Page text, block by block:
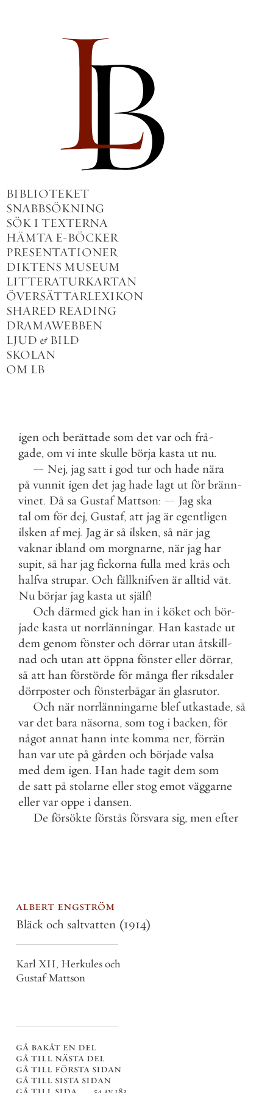
BIBLIOTEKET
SNABBSÖKNING
SÖK I TEXTERNA
HÄMTA E-BÖCKER
PRESENTATIONER
DIKTENS MUSEUM
LITTERATURKARTAN
ÖVERSÄTTARLEXIKON
SHARED READING
DRAMAWEBBEN
LJUD & BILD
SKOLAN
OM LB
igen och berättade som det var och frå-
gade, om vi inte skulle börja kasta ut nu.
— Nej, jag satt i god tur och hade nära
på vunnit igen det jag hade lagt ut för bränn-
vinet. Då sa Gustaf Mattson: — Jag ska
tal om för dej, Gustaf, att jag är egentligen
ilsken af mej. Jag är så ilsken, så när jag
vaknar ibland om morgnarne, när jag har
supit, så har jag fickorna fulla med krås och
halfva strupar. Och fällknifven är alltid våt.
Nu börjar jag kasta ut själf!
Och därmed gick han in i köket och bör-
jade kasta ut norrlänningar. Han kastade ut
dem genom fönster och dörrar utan åtskill-
nad och utan att öppna fönster eller dörrar,
så att han förstörde för många fler riksdaler
dörrposter och fönsterbågar än glasrutor.
Och när norrlänningarne blef utkastade, så
var det bara näsorna, som tog i backen, för
något annat hann inte komma ner, förrän
han var ute på gården och började valsa
med dem igen. Han hade tagit dem som
de satt på stolarne eller stog emot väggarne
eller var oppe i dansen.
De försökte förstås försvara sig, men efter
albert engström
Bläck och saltvatten (1914)
Karl XII, Herkules och
Gustaf Mattson
gå bakåt en del
gå till nästa del
gå till första sidan
gå till sista sidan